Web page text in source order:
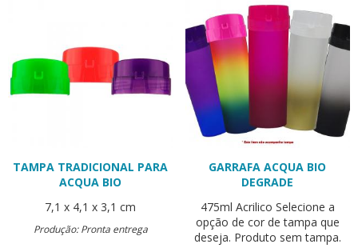
TAMPA TRADICIONAL PARA
ACQUA BIO
7,1 x 4,1 x 3,1 cm
Produção: Pronta entrega
GARRAFA ACQUA BIO
DEGRADE
475ml Acrilico Selecione a
opção de cor de tampa que
deseja. Produto sem tampa.